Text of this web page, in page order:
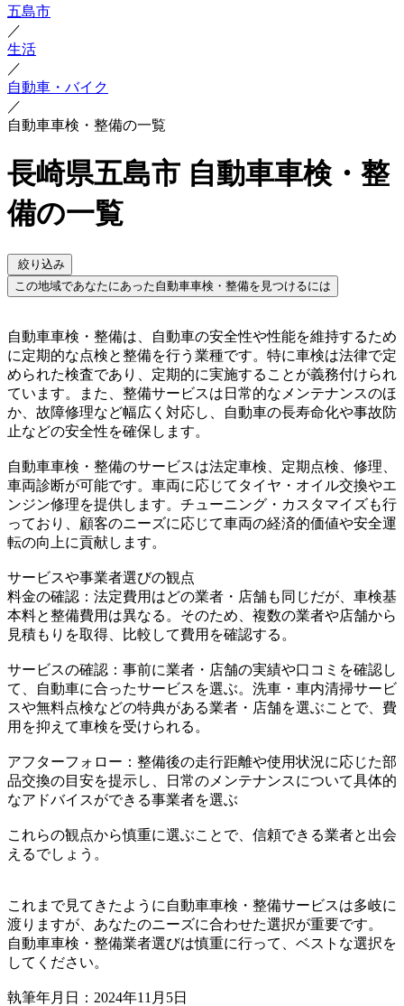
五島市
／
生活
／
自動車・バイク
／
自動車車検・整備の一覧
長崎県五島市 自動車車検・整
備の一覧
絞り込み
この地域であなたにあった自動車車検・整備を見つけるには
自動車車検・整備は、自動車の安全性や性能を維持するため
に定期的な点検と整備を行う業種です。特に車検は法律で定
められた検査であり、定期的に実施することが義務付けられ
ています。また、整備サービスは日常的なメンテナンスのほ
か、故障修理など幅広く対応し、自動車の長寿命化や事故防
止などの安全性を確保します。
自動車車検・整備のサービスは法定車検、定期点検、修理、
車両診断が可能です。車両に応じてタイヤ・オイル交換やエ
ンジン修理を提供します。チューニング・カスタマイズも行
っており、顧客のニーズに応じて車両の経済的価値や安全運
転の向上に貢献します。
サービスや事業者選びの観点
料金の確認：法定費用はどの業者・店舗も同じだが、車検基
本料と整備費用は異なる。そのため、複数の業者や店舗から
見積もりを取得、比較して費用を確認する。
サービスの確認：事前に業者・店舗の実績や口コミを確認し
て、自動車に合ったサービスを選ぶ。洗車・車内清掃サービ
スや無料点検などの特典がある業者・店舗を選ぶことで、費
用を抑えて車検を受けられる。
アフターフォロー：整備後の走行距離や使用状況に応じた部
品交換の目安を提示し、日常のメンテナンスについて具体的
なアドバイスができる事業者を選ぶ
これらの観点から慎重に選ぶことで、信頼できる業者と出会
えるでしょう。
これまで見てきたように自動車車検・整備サービスは多岐に
渡りますが、あなたのニーズに合わせた選択が重要です。
自動車車検・整備業者選びは慎重に行って、ベストな選択を
してください。
執筆年月日：2024年11月5日